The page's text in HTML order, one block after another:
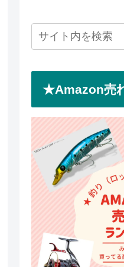
★Amazon売